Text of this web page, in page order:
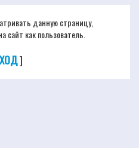
данную страницу,
сайт как пользователь.
]